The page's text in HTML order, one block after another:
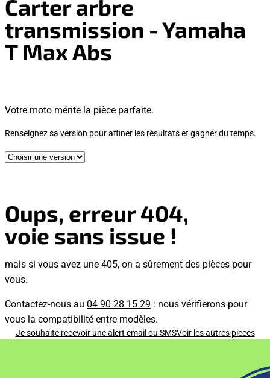
Carter arbre
transmission - Yamaha
T Max Abs
Votre moto mérite la pièce parfaite.
Renseignez sa version pour affiner les résultats et gagner du temps.
Oups, erreur 404,
voie sans issue !
mais si vous avez une 405, on a sûrement des pièces pour
vous.
Contactez-nous au 04 90 28 15 29 : nous vérifierons pour
vous la compatibilité entre modèles.
Je souhaite recevoir une alert email ou SMSVoir les autres pieces